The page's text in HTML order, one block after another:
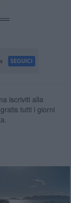
iscriviti alla
tutti i giorni